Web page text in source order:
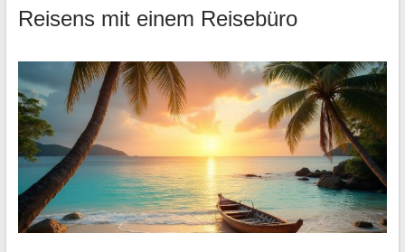
Reisens mit einem Reisebüro